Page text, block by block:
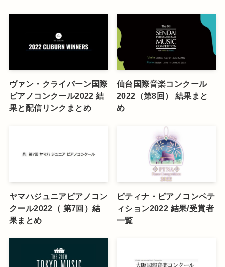
ヴァン・クライバーン国際
ピアノコンクール2022 結
果と配信リンクまとめ
仙台国際音楽コンクール
2022（第8回） 結果まと
め
ヤマハジュニアピアノコン
クール2022（ 第7回）結
果まとめ
ピティナ・ピアノコンペテ
ィション2022 結果/受賞者
一覧